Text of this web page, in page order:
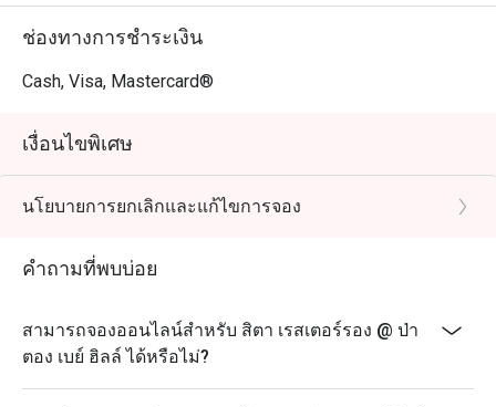
ช่องทางการชำระเงิน
Cash, Visa, Mastercard®
เงื่อนไขพิเศษ
นโยบายการยกเลิกและแก้ไขการจอง
คำถามที่พบบ่อย
สามารถจองออนไลน์สำหรับ สิตา เรสเตอร์รอง @ ป่า
ตอง เบย์ ฮิลล์ ได้หรือไม่?